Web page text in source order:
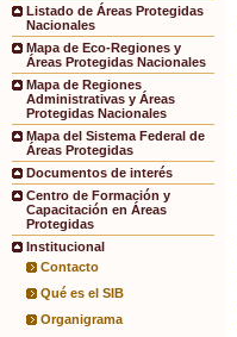
Listado de Áreas Protegidas
Nacionales
Mapa de Eco-Regiones y
Áreas Protegidas Nacionales
Mapa de Regiones
Administrativas y Áreas
Protegidas Nacionales
Mapa del Sistema Federal de
Áreas Protegidas
Documentos de interés
Centro de Formación y
Capacitación en Áreas
Protegidas
Institucional
Contacto
Qué es el SIB
Organigrama